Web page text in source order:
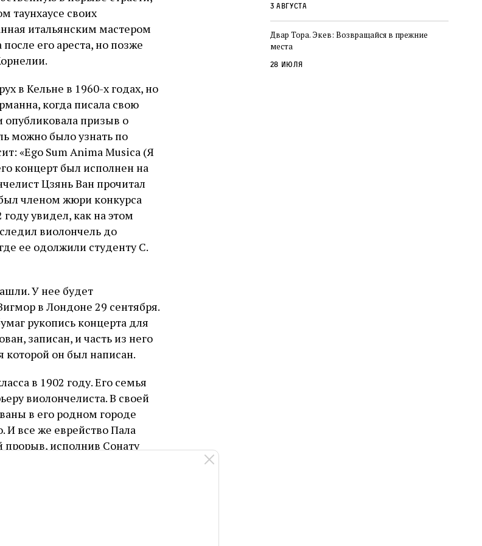
таунхаусе своих
итальянским мастером
его ареста, но позже
в Кельне в 1960-х годах, но
когда писала свою
опубликовала призыв о
можно было узнать по
«Ego Sum Anima Musica (Я
концерт был исполнен на
Цзянь Ван прочитал
членом жюри конкурса
увидел, как на этом
виолончель до
ее одолжили студенту С.
У нее будет
в Лондоне 29 сентября.
рукопись концерта для
записан, и часть из него
которой он был написан.
в 1902 году. Его семья
виолончелиста. В своей
в его родном городе
И все же еврейство Пала
прорыв, исполнив Сонату
композитора
заняться музыкой. Критики
гением
в 1928 году филантропы в
симпатией к Херманну и
хотя обе стороны
Двар Тора. Экев: Возвращайся в прежние